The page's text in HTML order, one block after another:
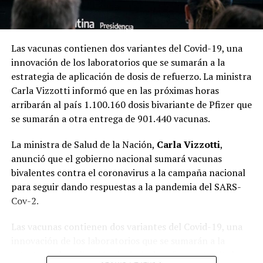
Las vacunas contienen dos variantes del Covid-19, una
innovación de los laboratorios que se sumarán a la
estrategia de aplicación de dosis de refuerzo. La ministra
Carla Vizzotti informó que en las próximas horas
arribarán al país 1.100.160 dosis bivariante de Pfizer que
se sumarán a otra entrega de 901.440 vacunas.
La ministra de Salud de la Nación, Carla Vizzotti,
anunció que el gobierno nacional sumará vacunas
bivalentes contra el coronavirus a la campaña nacional
para seguir dando respuestas a la pandemia del SARS-
Cov-2.
Las vacunas contienen dos variantes del Covid-19, una
estrategia de aplicación de dosis de refuerzo. La titular